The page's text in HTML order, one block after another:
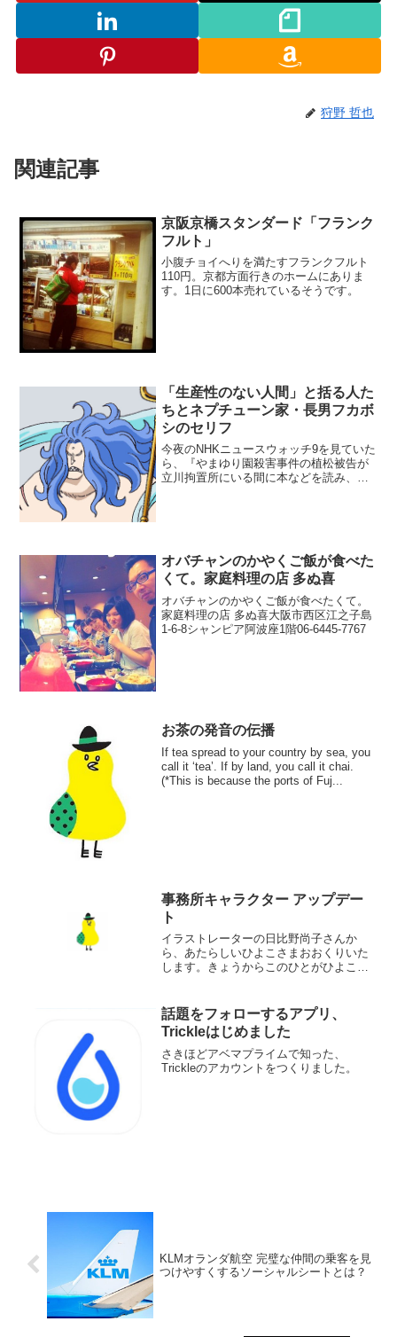
狩野 哲也
関連記事
京阪京橋スタンダード「フランク
フルト」
小腹チョイへりを満たすフランクフルト
110円。京都方面行きのホームにありま
す。1日に600本売れているそうです。
「生産性のない人間」と括る人た
ちとネプチューン家・長男フカボ
シのセリフ
今夜のNHKニュースウォッチ9を見ていた
ら、『やまゆり園殺害事件の植松被告が
立川拘置所にいる間に本などを読み、さ
オバチャンのかやくご飯が食べた
くて。家庭料理の店 多ぬ喜
オバチャンのかやくご飯が食べたくて。
家庭料理の店 多ぬ喜大阪市西区江之子島
1-6-8シャンピア阿波座1階06-6445-7767
お茶の発音の伝播
If tea spread to your country by sea, you
call it ‘tea’. If by land, you call it chai.
(*This is because the ports of Fuj...
事務所キャラクター アップデー
ト
イラストレーターの日比野尚子さんか
ら、あたらしいひよこさまおおくりいた
します。きょうからこのひとがひよこさ
とどきました。バージョン2.1です。旧↓
新カギみたいな足がチャ...
話題をフォローするアプリ、
Trickleはじめました
さきほどアベマプライムで知った、
Trickleのアカウントをつくりました。
KLMオランダ航空 完璧な仲間の乗客を見
つけやすくするソーシャルシートとは？